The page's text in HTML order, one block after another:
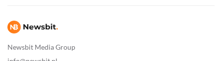
Newsbit Media Group